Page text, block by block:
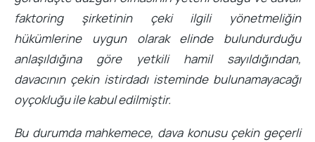
faktoring şirketinin çeki ilgili yönetmeliğin
hükümlerine uygun olarak elinde bulundurduğu
anlaşıldığına göre yetkili hamil sayıldığından,
davacının çekin istirdadı isteminde bulunamayacağı
oyçokluğu ile kabul edilmiştir.
Bu durumda mahkemece, dava konusu çekin geçerli